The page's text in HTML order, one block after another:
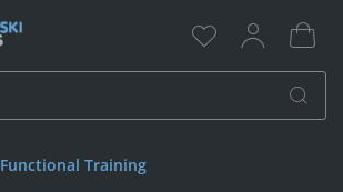
Functional Training